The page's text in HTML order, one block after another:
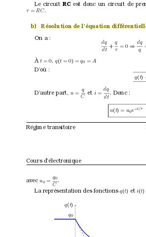
Le circuit RC est donc un circuit de
τ=RC.
b) Résolution de l’équation
On a :
dq
dt
+
q
τ
= 0 ⇒
dq
q
Àt= 0,q(t= 0) = q0=A
D’où :
q(t)
D’autre part, u=
q
C
et i =
dq
dt
. Donc :
u(t) = u0e t/τ
Régime transitoire
Cours d’électronique
avec u0=
q0
C
.
La représentation des fonctions q(t) et i(t
q(t)
q0